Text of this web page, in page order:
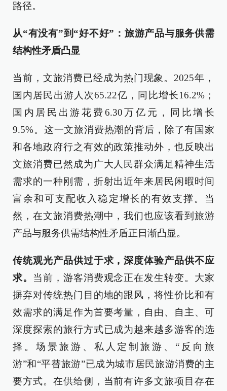
路径。
从“有没有”到“好不好”：旅游产品与服务供需
结构性矛盾凸显
当前，文旅消费已经成为热门现象。2025年，
国内居民出游人次65.22亿，同比增长16.2%；
国内居民出游花费6.30万亿元，同比增长
9.5%。这一文旅消费热潮的背后，除了有国家
和各地政府行之有效的政策推动外，也反映出
文旅消费已然成为广大人民群众满足精神生活
需求的一种刚需，折射出近年来居民闲暇时间
富余和可支配收入稳定增长的有效支撑。当
然，在文旅消费热潮中，我们也应该看到旅游
产品与服务供需结构性矛盾正日渐凸显。
传统观光产品供过于求，深度体验产品供不应
求。 当前，游客消费观念正在发生转变。大家
摒弃对传统热门目的地的跟风，将性价比和有
效需求的满足作为首要考量，自由、自主、可
深度探索的旅行方式已成为越来越多游客的选
择。场景旅游、私人定制旅游、“反向旅
游”和“平替旅游”已成为城市居民旅游消费的主
要方式。在供给侧，当前有许多文旅项目存在